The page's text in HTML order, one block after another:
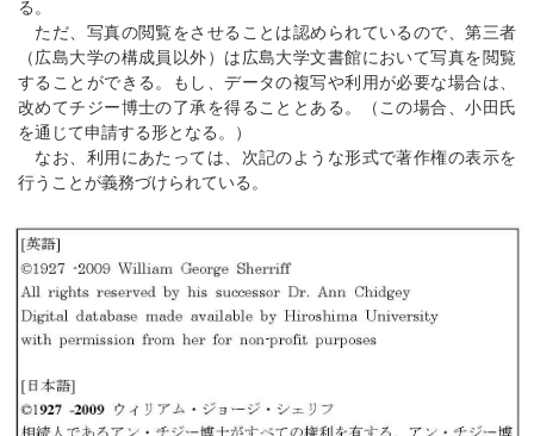
る。
ただ、写真の閲覧をさせることは認められているので、第三者
（広島大学の構成員以外）は広島大学文書館において写真を閲覧
することができる。もし、データの複写や利用が必要な場合は、
改めてチジー博士の了承を得ることとある。（この場合、小田氏
を通じて申請する形となる。）
なお、利用にあたっては、次記のような形式で著作権の表示を
行うことが義務づけられている。